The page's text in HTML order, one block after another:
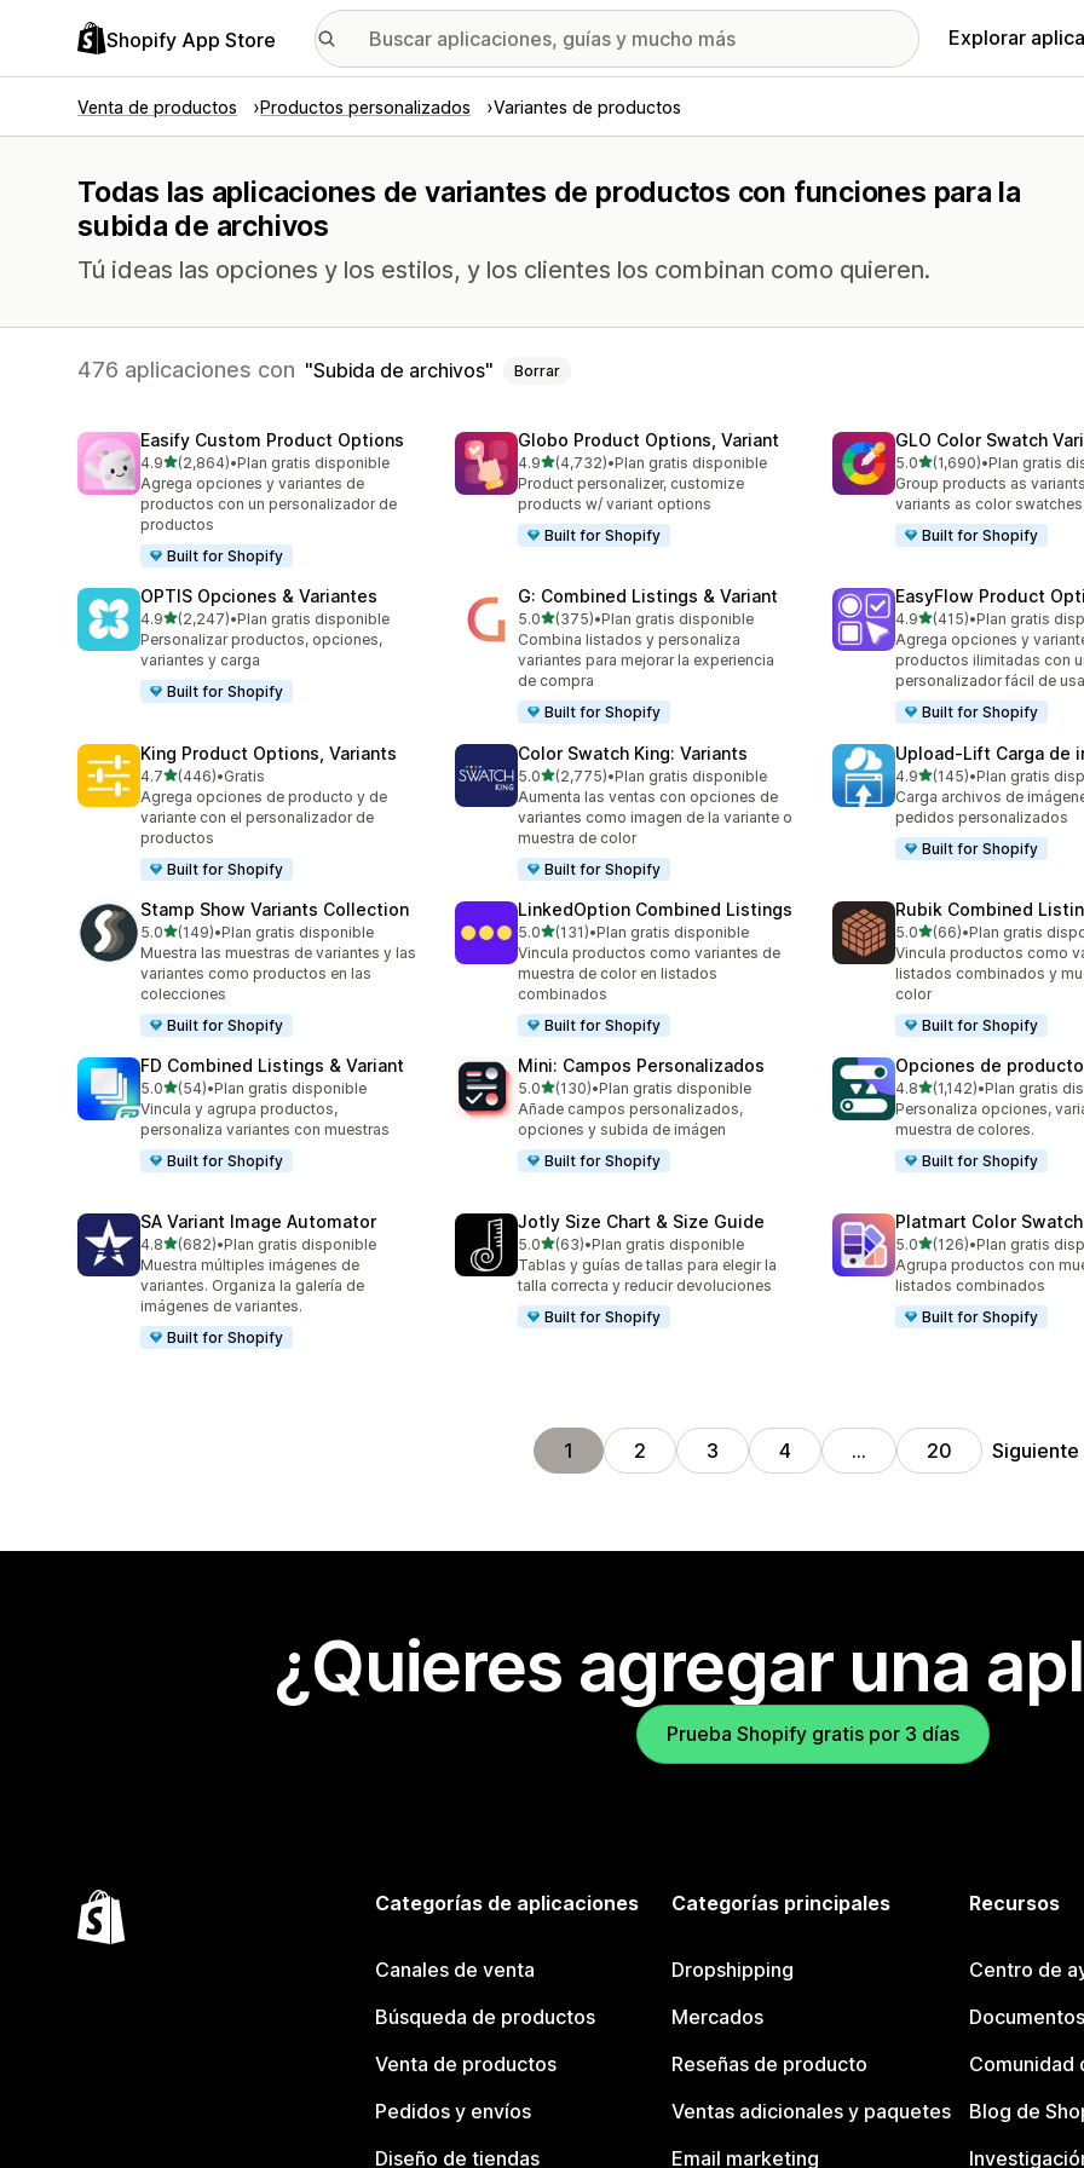
Shopify App Store Explorar
Venta de productos Productos personalizados Variantes de productos
Todas las aplicaciones de variantes de productos con funciones para la
subida de archivos
Tú ideas las opciones y los estilos, y los clientes los combinan como quieren.
476 aplicaciones con Subida de archivos Borrar
Easify Custom Product Options
4.9de 5 estrellas
(2,864)
2864 reseñas en total
•Plan gratis disponible
Agrega opciones y variantes de
productos con un personalizador de
productos
Built for Shopify
Globo Product Options, Variant
4.9de 5 estrellas
(4,732)
4732 reseñas en total
•Plan gratis disponible
Product personalizer, customize
products w/ variant options
Built for Shopify
GLO Color Swatch
5.0de 5 estrellas
(1,690)
1690 reseñas en total
•Plan gratis
Group products as
variants as color swatches
Built for Shopify
OPTIS Opciones & Variantes
4.9de 5 estrellas
(2,247)
2247 reseñas en total
•Plan gratis disponible
Personalizar productos, opciones,
variantes y carga
Built for Shopify
G: Combined Listings & Variant
5.0de 5 estrellas
(375)
375 reseñas en total
•Plan gratis disponible
Combina listados y personaliza
variantes para mejorar la experiencia
de compra
Built for Shopify
EasyFlow Product
4.9de 5 estrellas
(415)
415 reseñas en total
•Plan gratis
Agrega opciones y
productos ilimitadas con
personalizador fácil de
Built for Shopify
King Product Options, Variants
4.7de 5 estrellas
(446)
446 reseñas en total
•Gratis
Agrega opciones de producto y de
variante con el personalizador de
productos
Built for Shopify
Color Swatch King: Variants
5.0de 5 estrellas
(2,775)
2775 reseñas en total
•Plan gratis disponible
Aumenta las ventas con opciones de
variantes como imagen de la variante o
muestra de color
Built for Shopify
Upload‑Lift Carga de
4.9de 5 estrellas
(145)
145 reseñas en total
•Plan gratis
Carga archivos de
pedidos personalizados
Built for Shopify
Stamp Show Variants Collection
5.0de 5 estrellas
(149)
149 reseñas en total
•Plan gratis disponible
Muestra las muestras de variantes y las
variantes como productos en las
colecciones
Built for Shopify
LinkedOption Combined Listings
5.0de 5 estrellas
(131)
131 reseñas en total
•Plan gratis disponible
Vincula productos como variantes de
muestra de color en listados
combinados
Built for Shopify
Rubik Combined
5.0de 5 estrellas
(66)
66 reseñas en total
•Plan gratis
Vincula productos como
listados combinados y
color
Built for Shopify
FD Combined Listings & Variant
5.0de 5 estrellas
(54)
54 reseñas en total
•Plan gratis disponible
Vincula y agrupa productos,
personaliza variantes con muestras
Built for Shopify
Mini: Campos Personalizados
5.0de 5 estrellas
(130)
130 reseñas en total
•Plan gratis disponible
Añade campos personalizados,
opciones y subida de imágen
Built for Shopify
Opciones de
4.8de 5 estrellas
(1,142)
1142 reseñas en total
•Plan gratis
Personaliza opciones,
muestra de colores.
Built for Shopify
SA Variant Image Automator
4.8de 5 estrellas
(682)
682 reseñas en total
•Plan gratis disponible
Muestra múltiples imágenes de
variantes. Organiza la galería de
imágenes de variantes.
Built for Shopify
Jotly Size Chart & Size Guide
5.0de 5 estrellas
(63)
63 reseñas en total
•Plan gratis disponible
Tablas y guías de tallas para elegir la
talla correcta y reducir devoluciones
Built for Shopify
Platmart Color
5.0de 5 estrellas
(126)
126 reseñas en total
•Plan gratis
Agrupa productos con
listados combinados
Built for Shopify
1 2 3 4 … 20 Siguiente
¿Quieres agregar una
Prueba Shopify gratis por 3 días
Categorías de aplicaciones
Canales de venta
Búsqueda de productos
Venta de productos
Pedidos y envíos
Diseño de tiendas
Categorías principales
Dropshipping
Mercados
Reseñas de producto
Ventas adicionales y paquetes
Email marketing
Recursos
Centro de
Comunidad
Blog de